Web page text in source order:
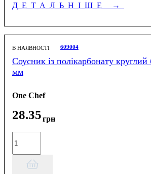
ДЕТАЛЬНІШЕ →
В НАЯВНОСТІ 609004
Соусник із полікарбонату
мм
One Chef
28.35грн